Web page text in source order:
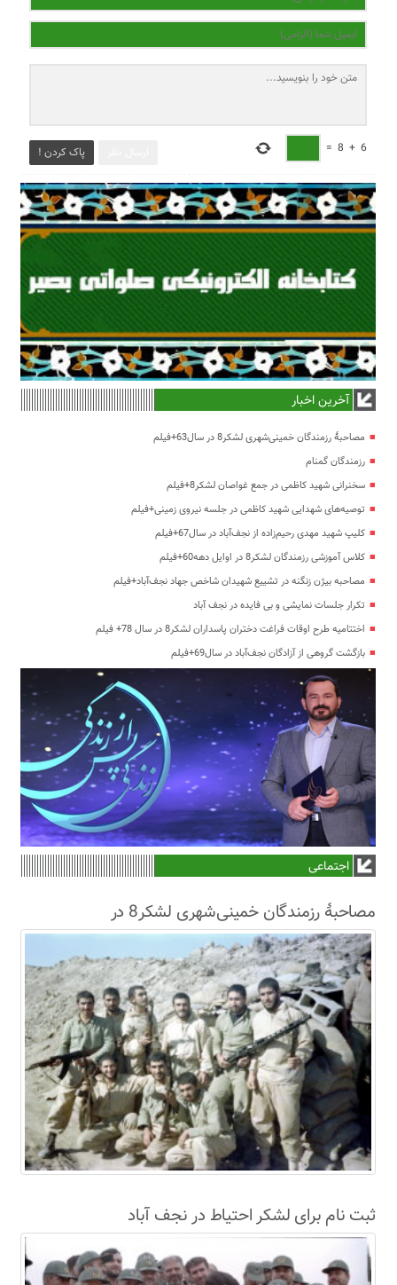
پاک کردن ! 6
+
8
=
آخرین اخبار
مصاحبۀ رزمندگان خمینی‌شهری لشکر8 در سال63+فیلم
رزمندگان گمنام
سخنرانی شهید کاظمی در جمع غواصان لشکر8+فیلم
توصیه‌های شهدایی شهید کاظمی در جلسه نیروی زمینی+فیلم
کلیپ شهید مهدی رحیم‌زاده از نجف‌آباد در سال67+فیلم
کلاس آموزشی رزمندگان لشکر8 در اوایل دهه60+فیلم
مصاحبه بیژن زنگنه در تشییع شهیدان شاخص جهاد نجف‌آباد+فیلم
تکرار جلسات نمایشی و بی فایده در نجف آباد
اختتامیه طرح اوقات فراغت دختران پاسداران لشکر8 در سال 78+ فیلم
بازگشت گروهی از آزادگان نجف‌آباد در سال69+فیلم
اجتماعی
مصاحبۀ رزمندگان خمینی‌شهری لشکر8 در
سال63+فیلم
ثبت نام برای لشکر احتیاط در نجف آباد